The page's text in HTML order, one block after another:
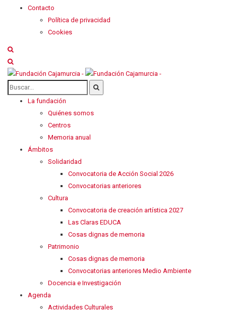
Contacto
Política de privacidad
Cookies
La fundación
Quiénes somos
Centros
Memoria anual
Ámbitos
Solidaridad
Convocatoria de Acción Social 2026
Convocatorias anteriores
Cultura
Convocatoria de creación artística 2027
Las Claras EDUCA
Cosas dignas de memoria
Patrimonio
Cosas dignas de memoria
Convocatorias anteriores Medio Ambiente
Docencia e Investigación
Agenda
Actividades Culturales